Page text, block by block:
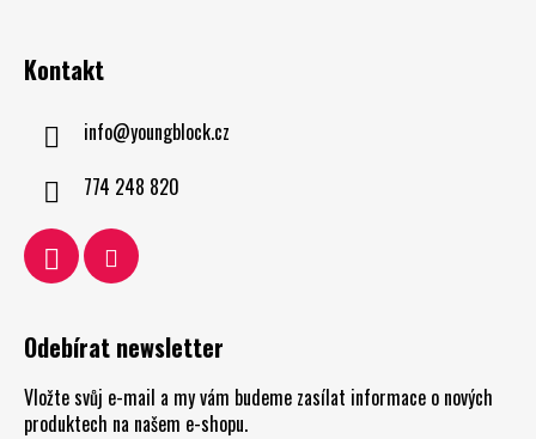
Kontakt
info@youngblock.cz
774 248 820
Odebírat newsletter
Vložte svůj e-mail a my vám budeme zasílat informace o nových
produktech na našem e-shopu.